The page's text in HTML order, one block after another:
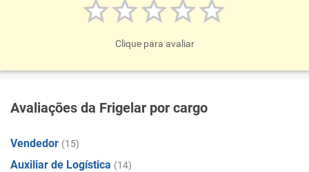
Clique para avaliar
Avaliações da Frigelar por cargo
Vendedor (15)
Auxiliar de Logística (14)